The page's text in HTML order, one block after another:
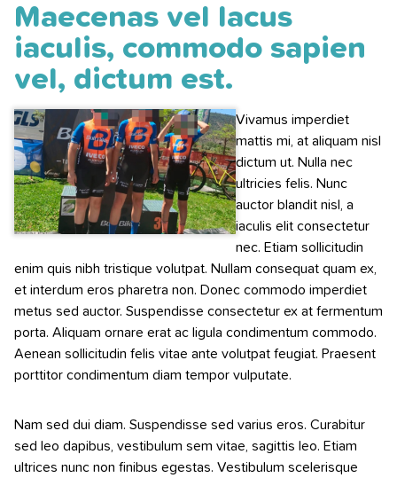
Maecenas vel lacus
iaculis, commodo sapien
vel, dictum est.
Vivamus imperdiet
mattis mi, at aliquam nisl
dictum ut. Nulla nec
ultricies felis. Nunc
auctor blandit nisl, a
iaculis elit consectetur
nec. Etiam sollicitudin
enim quis nibh tristique volutpat. Nullam consequat quam ex,
et interdum eros pharetra non. Donec commodo imperdiet
metus sed auctor. Suspendisse consectetur ex at fermentum
porta. Aliquam ornare erat ac ligula condimentum commodo.
Aenean sollicitudin felis vitae ante volutpat feugiat. Praesent
porttitor condimentum diam tempor vulputate.
Nam sed dui diam. Suspendisse sed varius eros. Curabitur
sed leo dapibus, vestibulum sem vitae, sagittis leo. Etiam
ultrices nunc non finibus egestas. Vestibulum scelerisque